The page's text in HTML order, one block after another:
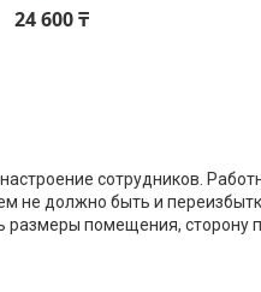
24 600 ₸
сотрудников.
не должно быть и
помещения, сторону